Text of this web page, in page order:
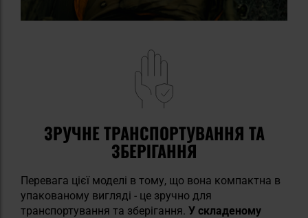
ЗРУЧНЕ ТРАНСПОРТУВАННЯ ТА
ЗБЕРІГАННЯ
Перевага цієї моделі в тому, що вона компактна в
упакованому вигляді - це зручно для
транспортування та зберігання. У складеному